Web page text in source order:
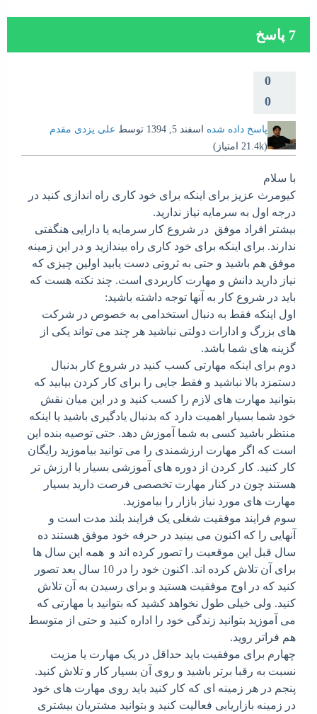
7 پاسخ
0
0
پاسخ داده شده اسفند 5, 1394 توسط علی یزدی مقدم
(
21.4k امتیاز)
با سلام
کیومرث عزیز برای اینکه برای خود کاری راه اندازی کنید در
درجه اول به سرمایه نیاز ندارید.
بیشتر افراد موفق در شروع کار سرمایه یا دارایی هنگفتی
ندارند. برای اینکه برای خود کاری راه بیندازید و در این زمینه
موفق هم باشید و حتی به ثروتی دست یابید اولین چیزی که
نیاز دارید دانش و مهارت کاربردی است. چند نکته هست که
باید در شروع کار به آنها توجه داشته باشید:
اول اینکه فقط به دنبال استخدامی به خصوص در شرکت
های بزرگ و ادارات دولتی نباشید هر چند می تواند یکی از
گزینه های شما باشد.
دوم برای اینکه مهارتی کسب کنید در شروع کار بدنبال
دستمزد بالا نباشید و فقط جایی را برای کار کردن بیابید که
بتوانید مهارت های لازم را کسب کنید و در این میان نقش
خود شما بسیار اهمیت دارد که بدنبال یادگیری باشید یا اینکه
منتظر باشید کسی به شما آموزش دهد. حتی توصیه بنده این
است که اگر مهارت ارزشمندی را می توانید بیاموزید رایگان
کار کنید. کار کردن از دوره های آموزشی بسیار با ارزش تر
هستند چون در کنار مهارت تخصصی فرصت دارید بسیار
مهارت های مورد نیاز بازار را بیاموزید.
سوم فرایند موفقیت شغلی یک فرایند بلند مدت است و
آنهایی را که اکنون می بینید در حرفه خود موفق هستند ده
سال قبل این موقعیت را تصور کرده اند و همه این سال ها
برای آن تلاش کرده اند. اکنون خود را در 10 سال بعد تصور
کنید که در اوج موفقیت هستید و برای رسیدن به آن تلاش
کنید. ولی خیلی طول نخواهد کشید که بتوانید با مهارتی که
می آموزید بتوانید زندگی خود را اداره کنید و حتی از متوسط
هم فراتر روید.
چهارم برای موفقیت باید حداقل در یک مهارت یا مزیت
نسبت به رقبا برتر باشید و روی آن بسیار کار و تلاش کنید.
پنجم در هر زمینه ای که کار کنید باید روی مهارت های خود
در زمینه بازاریابی فعالیت کنید و بتوانید مشتریان بیشتری